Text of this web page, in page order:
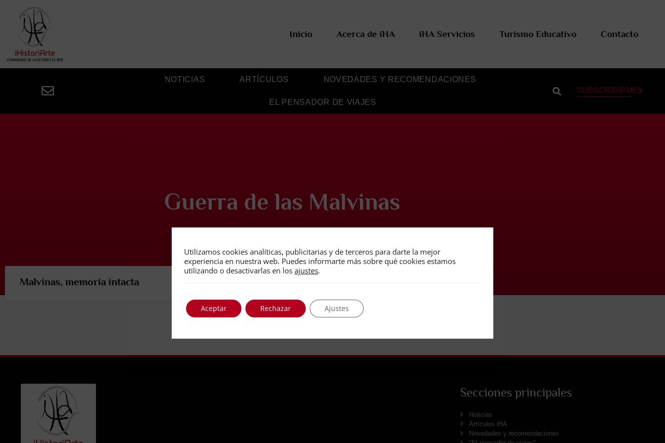
Inicio Acerca de iHA iHA Servicios Turismo Educativo Contacto
NOTICIAS ARTÍCULOS NOVEDADES Y RECOMENDACIONES
EL PENSADOR DE VIAJES
SUBSCRIBIRME
Guerra de las Malvinas
Malvinas, memoria intacta
Secciones principales
Noticias
Artículos iHA
Novedades y recomendaciones
Utilizamos cookies analíticas, publicitarias y de terceros para darte la mejor
experiencia en nuestra web. Puedes informarte más sobre qué cookies estamos
utilizando o desactivarlas en los ajustes.
Aceptar Rechazar Ajustes